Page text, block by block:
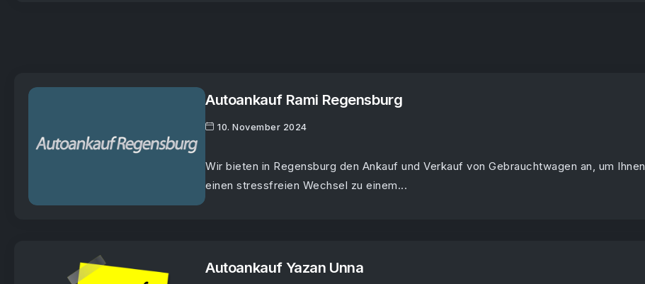
Autoankauf Rami Regensburg
10. November 2024
Wir bieten in Regensburg den Ankauf und Verkauf von Gebrauchtwagen an, um Ihnen
einen stressfreien Wechsel zu einem...
Autoankauf Yazan Unna